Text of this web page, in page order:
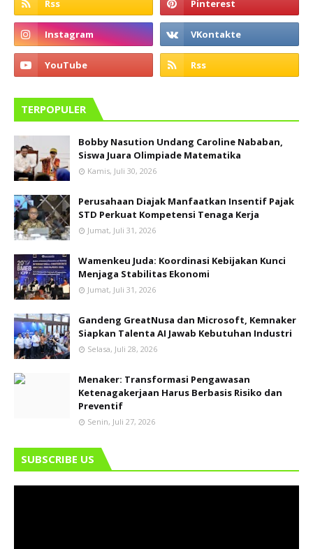
TERPOPULER
Bobby Nasution Undang Caroline Nababan,
Siswa Juara Olimpiade Matematika
Kamis, Juli 30, 2026
Perusahaan Diajak Manfaatkan Insentif Pajak
STD Perkuat Kompetensi Tenaga Kerja
Jumat, Juli 31, 2026
Wamenkeu Juda: Koordinasi Kebijakan Kunci
Menjaga Stabilitas Ekonomi
Jumat, Juli 31, 2026
Gandeng GreatNusa dan Microsoft, Kemnaker
Siapkan Talenta AI Jawab Kebutuhan Industri
Selasa, Juli 28, 2026
Menaker: Transformasi Pengawasan
Ketenagakerjaan Harus Berbasis Risiko dan
Preventif
Senin, Juli 27, 2026
SUBSCRIBE US